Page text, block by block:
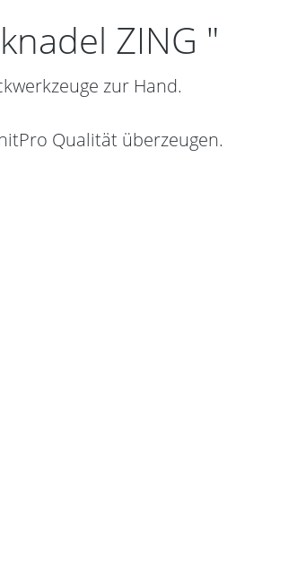
ZING "
zur Hand.
Qualität überzeugen.